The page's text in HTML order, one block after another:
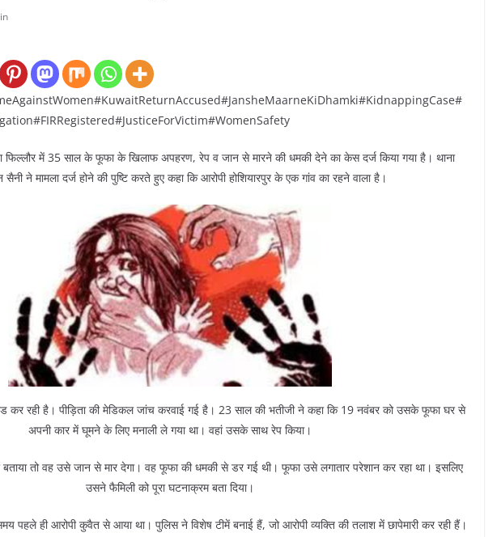
फिल्लौर में 35 साल के फूफा के खिलाफ अपहरण, रेप व जान से मारने की धमकी देने का केस दर्ज किया गया है। थाना
सैनी ने मामला दर्ज होने की पुष्टि करते हुए कहा कि आरोपी होशियारपुर के एक गांव का रहने वाला है।
कर रही है। पीड़िता की मेडिकल जांच करवाई गई है। 23 साल की भतीजी ने कहा कि 19 नवंबर को उसके फूफा घर से
अपनी कार में घूमने के लिए मनाली ले गया था। वहां उसके साथ रेप किया।
तो वह उसे जान से मार देगा। वह फूफा की धमकी से डर गई थी। फूफा उसे लगातार परेशान कर रहा था। इसलिए
उसने फैमिली को पूरा घटनाक्रम बता दिया।
ही आरोपी कुवैत से आया था। पुलिस ने विशेष टीमें बनाई हैं, जो आरोपी व्यक्ति की तलाश में छापेमारी कर रही हैं।